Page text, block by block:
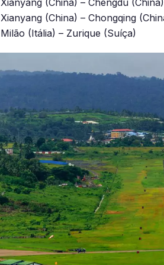
Xianyang (China) – Chengdu (China)
Xianyang (China) – Chongqing
Milão (Itália) – Zurique (Suíça)